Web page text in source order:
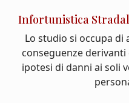
Infortunistica
Lo studio si occupa di
conseguenze
ipotesi di danni ai soli